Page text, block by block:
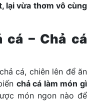
lại vừa thơm vô cùng
cá – Chả cá
cá, chiên lên để ăn
chả cá làm món gì
món ngon nào để